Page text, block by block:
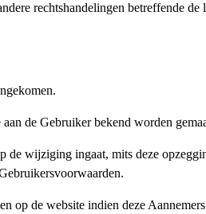
rechtshandelingen betreffende
de Gebruiker bekend worden
wijziging ingaat, mits deze
op de website indien deze